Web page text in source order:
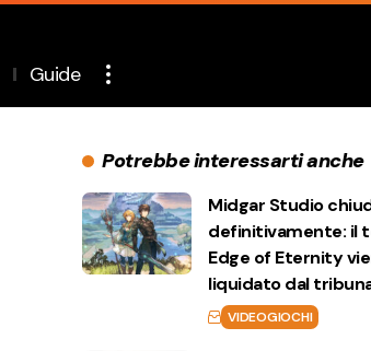
Guide
Potrebbe interessarti anche
Midgar Studio
definitivamente: il
Edge of Eternity
liquidato dal
VIDEOGIOCHI